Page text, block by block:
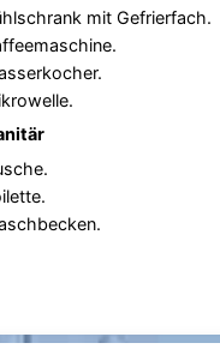
mit Gefrierfach.